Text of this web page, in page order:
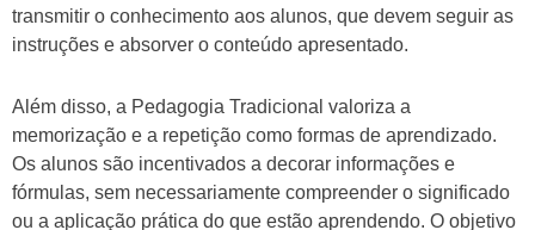
transmitir o conhecimento aos alunos, que devem seguir as
instruções e absorver o conteúdo apresentado.
Além disso, a Pedagogia Tradicional valoriza a
memorização e a repetição como formas de aprendizado.
Os alunos são incentivados a decorar informações e
fórmulas, sem necessariamente compreender o significado
ou a aplicação prática do que estão aprendendo. O objetivo